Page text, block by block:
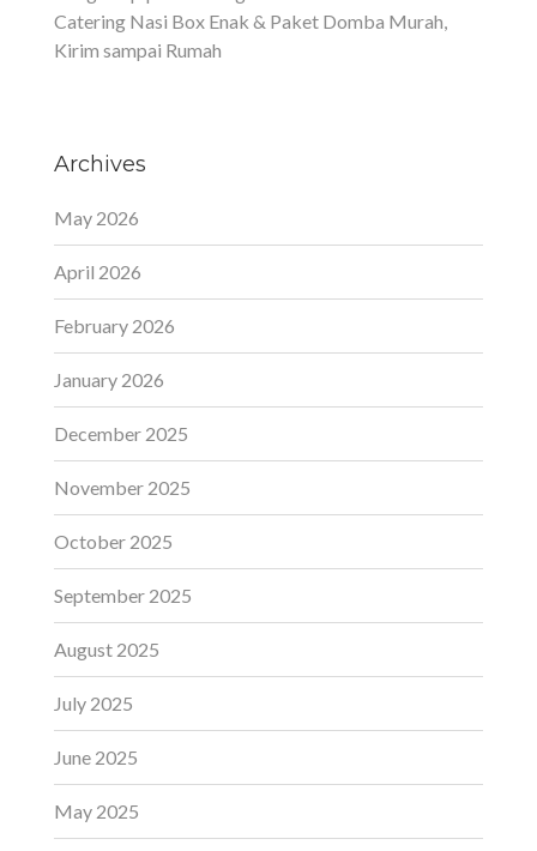
Catering Nasi Box Enak & Paket Domba Murah,
Kirim sampai Rumah
Archives
May 2026
April 2026
February 2026
January 2026
December 2025
November 2025
October 2025
September 2025
August 2025
July 2025
June 2025
May 2025